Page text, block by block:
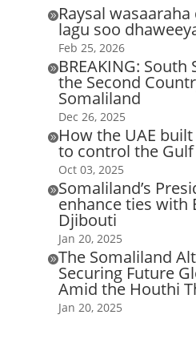
Raysal
lagu soo
Feb 25, 2026
BREAKING:
the Second
Somaliland
Dec 26, 2025
How the UAE
to control the
Oct 03, 2025
Somaliland’s
enhance ties with
Djibouti
Jan 20, 2025
The Somaliland
Securing Future
Amid the Houthi
Jan 20, 2025